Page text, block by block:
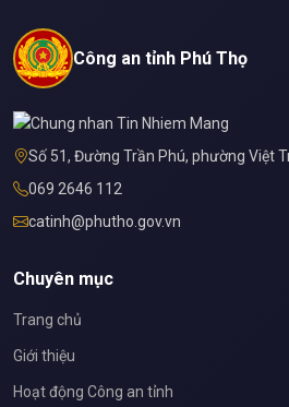
Công an tỉnh Phú Thọ
Số 51, Đường Trần Phú, phường Việt
069 2646 112
catinh@phutho.gov.vn
Chuyên mục
Trang chủ
Giới thiệu
Hoạt động Công an tỉnh